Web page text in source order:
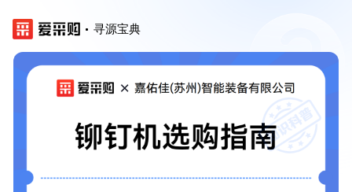
寻源宝典